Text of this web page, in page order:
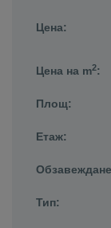
Цена:
Цена на m2:
Площ:
Етаж:
Тип: